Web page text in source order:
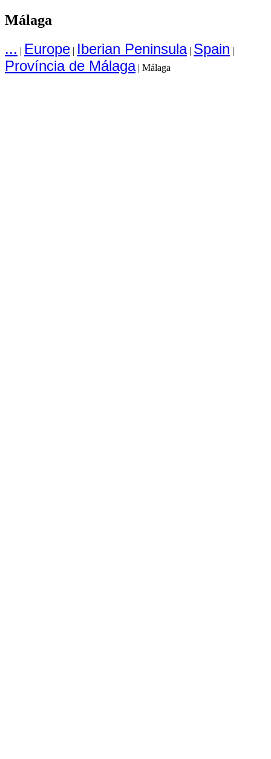
Málaga
... | Europe | Iberian Peninsula| Spain |
Província de Málaga| Málaga